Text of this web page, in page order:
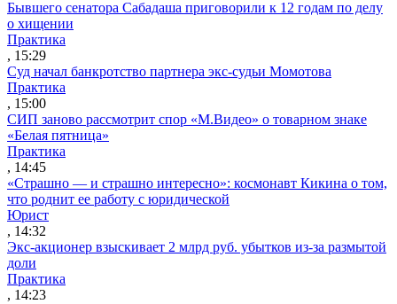
Бывшего сенатора Сабадаша приговорили к 12 годам по делу
о хищении
Практика
, 15:29
Суд начал банкротство партнера экс-судьи Момотова
Практика
, 15:00
СИП заново рассмотрит спор «М.Видео» о товарном знаке
«Белая пятница»
Практика
, 14:45
«Страшно — и страшно интересно»: космонавт Кикина о том,
что роднит ее работу с юридической
Юрист
, 14:32
Экс-акционер взыскивает 2 млрд руб. убытков из-за размытой
доли
Практика
, 14:23